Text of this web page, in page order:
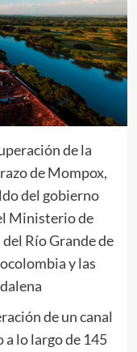
de la
de Mompox,
del gobierno
Ministerio de
Río Grande de
y las
de un canal
a lo largo de 145